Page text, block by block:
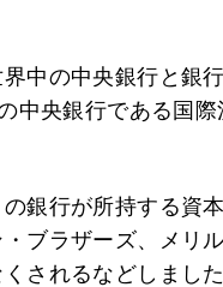
中の中央銀行と銀
中央銀行である国
銀行が所持する資
ブラザーズ、メリ
されるなどしまし